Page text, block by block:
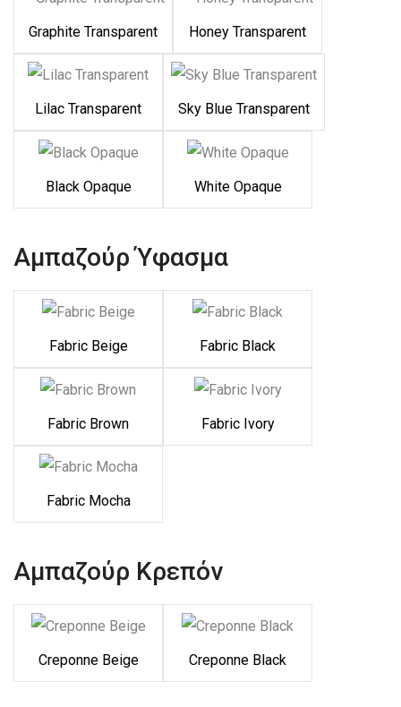
Graphite Transparent Honey Transparent
Lilac Transparent Sky Blue Transparent
Black Opaque White Opaque
Αμπαζούρ Ύφασμα
Fabric Beige Fabric Black
Fabric Brown Fabric Ivory
Fabric Mocha
Αμπαζούρ Κρεπόν
Creponne Beige Creponne Black